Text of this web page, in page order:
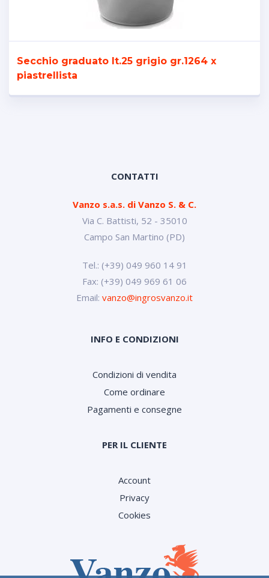
Secchio graduato lt.25 grigio gr.1264 x
piastrellista
CONTATTI
Vanzo s.a.s. di Vanzo S. & C.
Via C. Battisti, 52 - 35010
Campo San Martino (PD)
Tel.: (+39) 049 960 14 91
Fax: (+39) 049 969 61 06
Email: vanzo@ingrosvanzo.it
INFO E CONDIZIONI
Condizioni di vendita
Come ordinare
Pagamenti e consegne
PER IL CLIENTE
Account
Privacy
Cookies